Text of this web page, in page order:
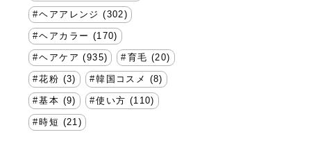
ヘアアレンジ (302)
ヘアカラー (170)
ヘアケア (935) 育毛 (20)
花粉 (3) 韓国コスメ (8)
基本 (9) 使い方 (110)
時短 (21)